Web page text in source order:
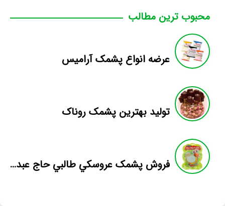
محبوب ترین مطالب
عرضه انواع پشمک آرامیس
تولید بهترین پشمک روناک
فروش پشمک عروسکي طالبي حاج عبدالله